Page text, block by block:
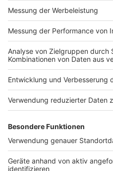
sehe keinen Anlass
Berlin allgemeine
und Büros hinweg
Corona-Infektionen
rund sechs Prozent
Gesundheitsminister
ihnen kann innerhalb
werden, ob jemand
Laumann will bis
klären und darüber
dass die
Schnell-Tests tragen,